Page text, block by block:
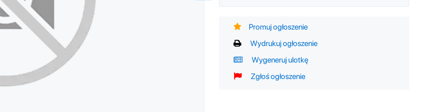
Promuj ogłoszenie
Wydrukuj ogłoszenie
Wygeneruj ulotkę
Zgłoś ogłoszenie